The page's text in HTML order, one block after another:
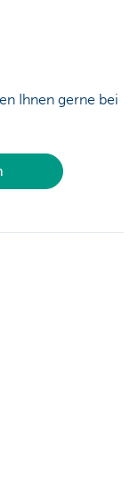
Ihnen gerne bei